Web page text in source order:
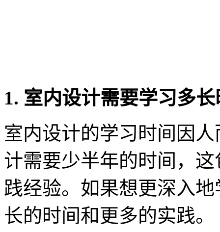
1. 室内设计需要学习多
室内设计的学习时间因
计需要少半年的时间，
践经验。如果想更深入
长的时间和更多的实践。